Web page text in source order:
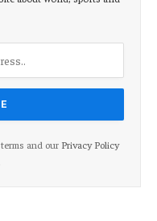
and our Privacy Policy